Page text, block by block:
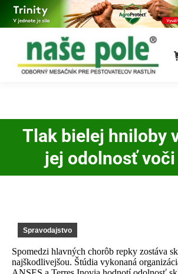
Tlak bielej hniloby
jej odolnosť voči
Spravodajstvo
Spomedzi hlavných chorôb repky zostáva
najškodlivejšou. Štúdia vykonaná